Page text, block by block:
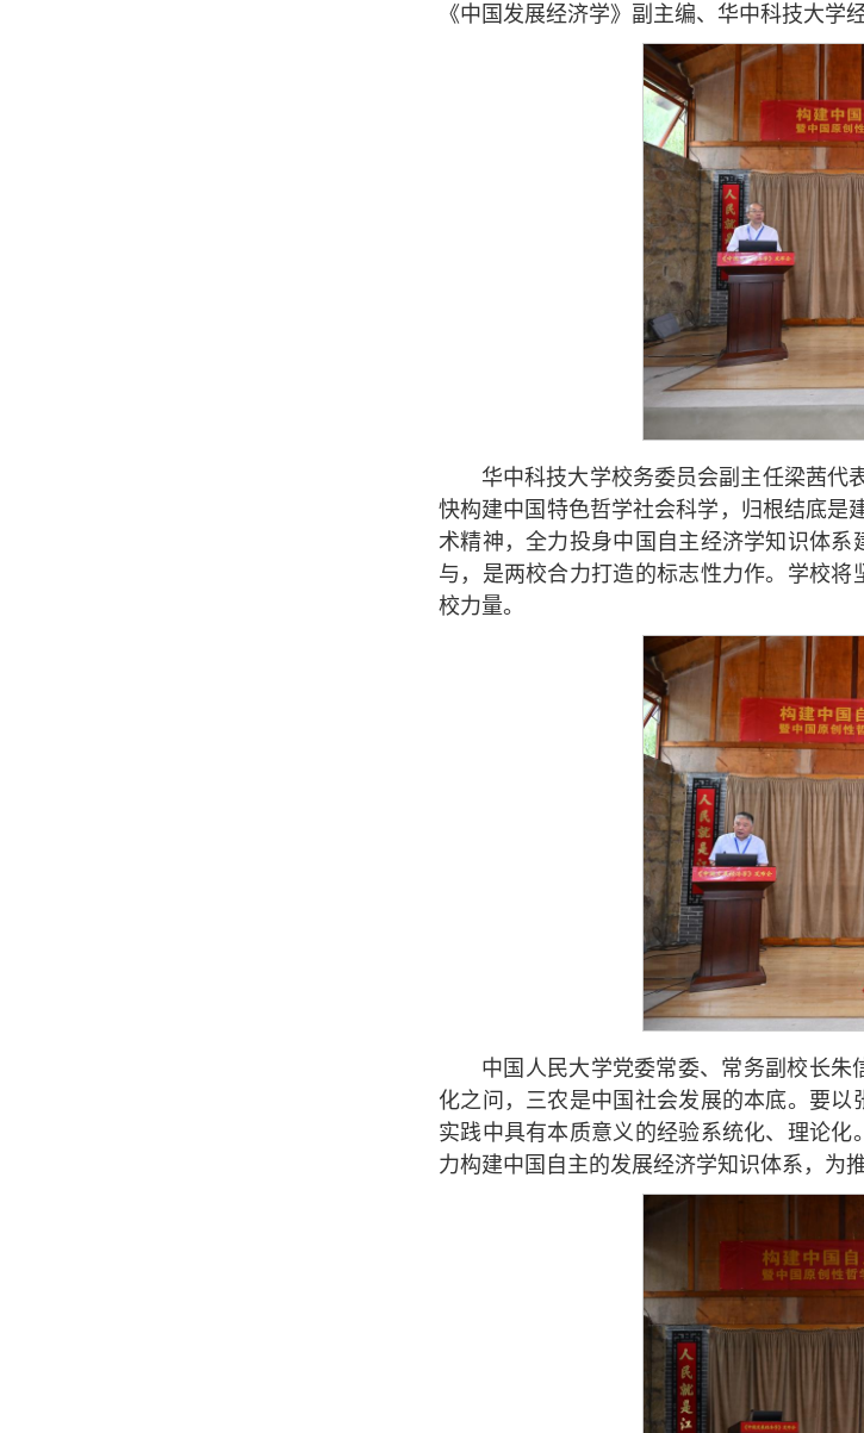
《中国发展经济学》副主编、华中科技大学
华中科技大学校务委员会副主任梁茜代
快构建中国特色哲学社会科学，归根结底是
术精神，全力投身中国自主经济学知识体
与，是两校合力打造的标志性力作。学校
校力量。
中国人民大学党委常委、常务副校长
化之问，三农是中国社会发展的本底。要
实践中具有本质意义的经验系统化、理论
力构建中国自主的发展经济学知识体系，为